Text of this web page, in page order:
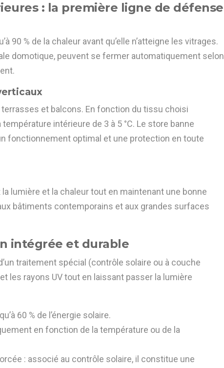
: la première ligne de défense
90 % de la chaleur avant qu’elle n’atteigne les vitrages.
domotique, peuvent se fermer automatiquement selon
et balcons. En fonction du tissu choisi
intérieure de 3 à 5 °C. Le store banne
fonctionnement optimal et une protection en toute
lumière et la chaleur tout en maintenant une bonne
bâtiments contemporains et aux grandes surfaces
intégrée et durable
traitement spécial (contrôle solaire ou à couche
les rayons UV tout en laissant passer la lumière
60 % de l’énergie solaire.
en fonction de la température ou de la
: associé au contrôle solaire, il constitue une